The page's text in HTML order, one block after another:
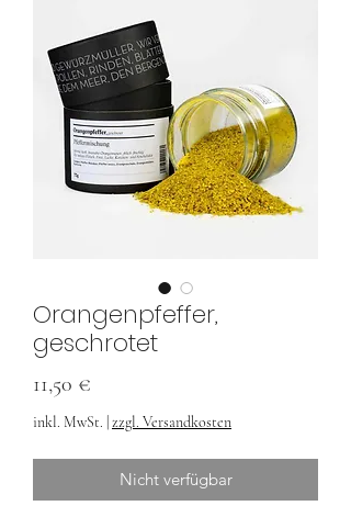
Orangenpfeffer,
geschrotet
11,50 €
inkl. MwSt. zzgl. Versandkosten
Nicht verfügbar